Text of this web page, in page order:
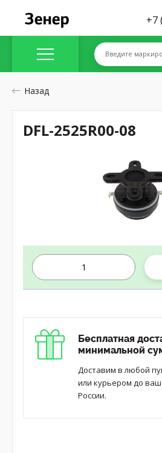
+7
Введите
Назад
Бесплатная
минимальной
Доставим в любой
или курьером до
России.
DFL-2525R00-08